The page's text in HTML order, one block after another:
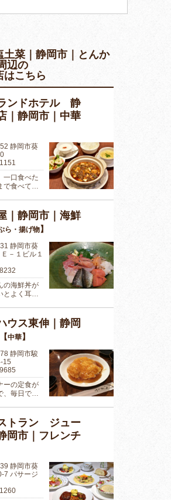
土菜｜静岡市｜とんか
辺の
はこちら
ンドホテル 静
｜静岡市｜中華
静岡市葵
一口食べた
で食べて…
｜静岡市｜海鮮
ら・揚げ物】
静岡市葵
－１ビル１
の海鮮丼が
とよく耳…
ウス東伸｜静岡
【中華】
静岡市駿
15
ーの定食が
、毎日で…
トラン ジュー
岡市｜フレンチ
静岡市葵
7 パサージ